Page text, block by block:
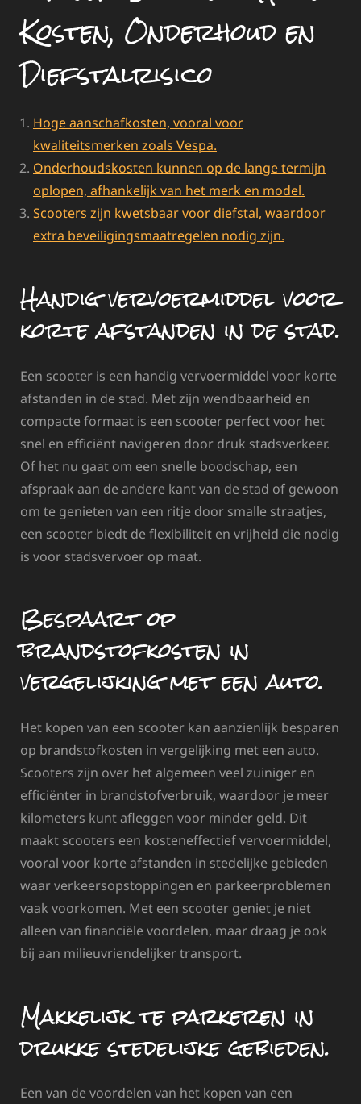
Kosten, Onderhoud en
Diefstalrisico
Hoge aanschafkosten, vooral voor
kwaliteitsmerken zoals Vespa.
Onderhoudskosten kunnen op de lange termijn
oplopen, afhankelijk van het merk en model.
Scooters zijn kwetsbaar voor diefstal, waardoor
extra beveiligingsmaatregelen nodig zijn.
Handig vervoermiddel voor
korte afstanden in de stad.
Een scooter is een handig vervoermiddel voor korte
afstanden in de stad. Met zijn wendbaarheid en
compacte formaat is een scooter perfect voor het
snel en efficiënt navigeren door druk stadsverkeer.
Of het nu gaat om een snelle boodschap, een
afspraak aan de andere kant van de stad of gewoon
om te genieten van een ritje door smalle straatjes,
een scooter biedt de flexibiliteit en vrijheid die nodig
is voor stadsvervoer op maat.
Bespaart op
brandstofkosten in
vergelijking met een auto.
Het kopen van een scooter kan aanzienlijk besparen
op brandstofkosten in vergelijking met een auto.
Scooters zijn over het algemeen veel zuiniger en
efficiënter in brandstofverbruik, waardoor je meer
kilometers kunt afleggen voor minder geld. Dit
maakt scooters een kosteneffectief vervoermiddel,
vooral voor korte afstanden in stedelijke gebieden
waar verkeersopstoppingen en parkeerproblemen
vaak voorkomen. Met een scooter geniet je niet
alleen van financiële voordelen, maar draag je ook
bij aan milieuvriendelijker transport.
Makkelijk te parkeren in
drukke stedelijke gebieden.
Een van de voordelen van het kopen van een